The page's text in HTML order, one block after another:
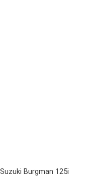
Burgman 125i